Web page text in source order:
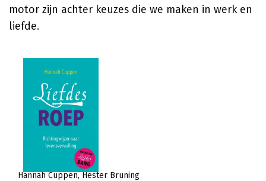
motor zijn achter keuzes die we maken in werk en
liefde.
Hannah Cuppen Hester Bruning